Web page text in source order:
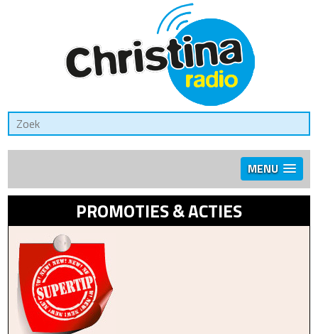
MENU
PROMOTIES & ACTIES